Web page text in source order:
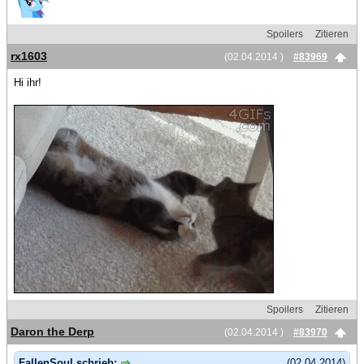
Spoilers
Zitieren
(02.04.2014 )
#83969
rx1603
Hi ihr!
Spoilers
Zitieren
(02.04.2014 )
#83970
Daron the Derp